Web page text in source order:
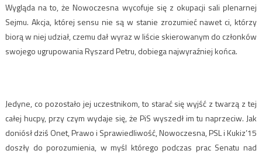
Wygląda na to, że Nowoczesna wycofuje się z okupacji sali plenarnej
Sejmu. Akcja, której sensu nie są w stanie zrozumieć nawet ci, którzy
biorą w niej udział, czemu dał wyraz w liście skierowanym do członków
swojego ugrupowania Ryszard Petru, dobiega najwyraźniej końca.
Jedyne, co pozostało jej uczestnikom, to starać się wyjść z twarzą z tej
całej hucpy, przy czym wydaje się, że PiS wyszedł im tu naprzeciw. Jak
doniósł dziś Onet, Prawo i Sprawiedliwość, Nowoczesna, PSL i Kukiz’15
doszły do porozumienia, w myśl którego podczas prac Senatu nad